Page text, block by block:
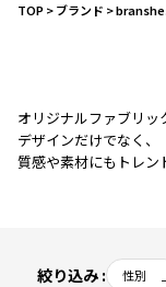
TOP>ブランド >
オリジナルファブリッ
デザインだけでなく、
質感や素材にもトレン
絞り込み : 性別